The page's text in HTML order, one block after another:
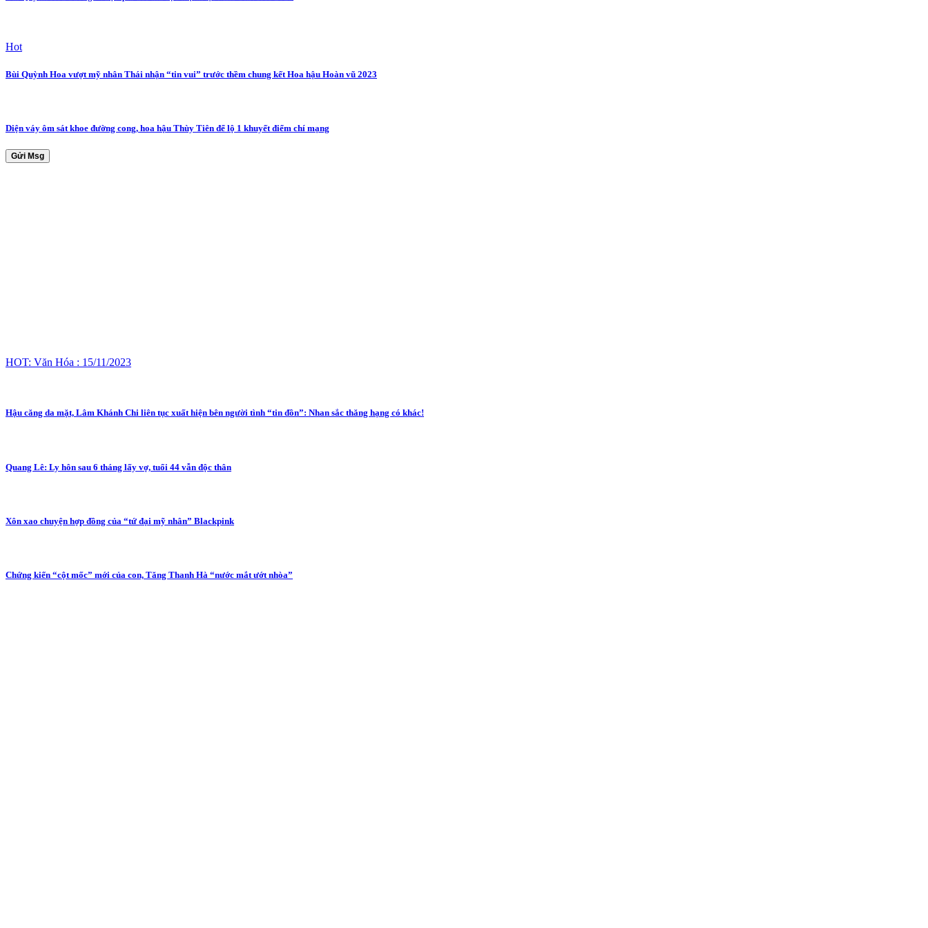
Hot
Bùi Quỳnh Hoa vượt mỹ nhân Thái nhận “tin vui” trước thềm chung kết Hoa hậu Hoàn vũ 2023
Diện váy ôm sát khoe đường cong, hoa hậu Thùy Tiên để lộ 1 khuyết điểm chí mạng
Gửi Msg
HOT: Văn Hóa : 15/11/2023
Hậu căng da mặt, Lâm Khánh Chi liên tục xuất hiện bên người tình “tin đồn”: Nhan sắc thăng hạng có khác!
Quang Lê: Ly hôn sau 6 tháng lấy vợ, tuổi 44 vẫn độc thân
Xôn xao chuyện hợp đồng của “tứ đại mỹ nhân” Blackpink
Chứng kiến “cột mốc” mới của con, Tăng Thanh Hà “nước mắt ướt nhòa”